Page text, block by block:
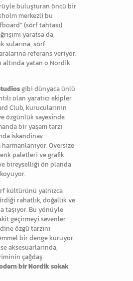
buluşturan öncü bir
merkezli bu
(sörf tahtası)
yaratsa da,
sularına, sörf
referans veriyor.
altında yatan o Nordik
gibi dünyaca ünlü
olan yaratıcı ekipler
Club, kurucularının
özgünlük sayesinde,
bir yaşam tarzı
İskandinav
Oversize
paletleri ve grafik
bireyselliği ön planda
kültürünü yalnızca
rahatlık, doğallık ve
taşıyor. Bu yönüyle
geçirmeyi sevenler
özgü tarzını
bir denge kuruyor.
aksesuarlarında,
çağdaş
bir Nordik sokak